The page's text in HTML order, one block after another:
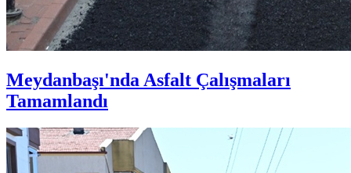
Meydanbaşı'nda Asfalt Çalışmaları
Tamamlandı